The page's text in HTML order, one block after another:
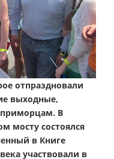
отпраздновали
выходные,
В
мосту состоялся
в Книге
участвовали в